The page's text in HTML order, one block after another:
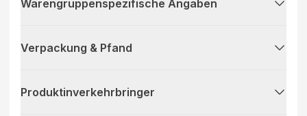
Warengruppenspezifische Angaben
Verpackung & Pfand
Produktinverkehrbringer